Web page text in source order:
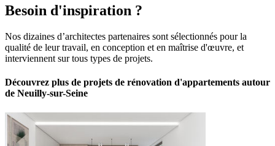
Besoin d'inspiration ?
Nos dizaines d’architectes partenaires sont sélectionnés pour la
qualité de leur travail, en conception et en maîtrise d'œuvre, et
interviennent sur tous types de projets.
Découvrez plus de projets de rénovation d'appartements autour
de Neuilly-sur-Seine